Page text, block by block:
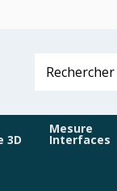
3D
Mesure
Interfaces